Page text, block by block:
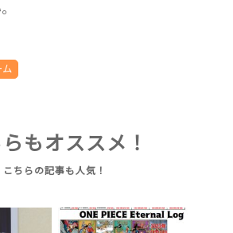
ム
もオススメ！